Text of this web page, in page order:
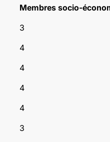
Membres socio-
3
4
4
4
4
3